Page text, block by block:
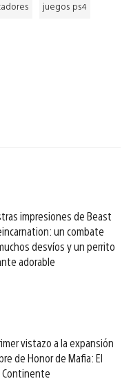
juegos ps4
impresiones de Beast
un combate
desvíos y un perrito
adorable
vistazo a la expansión
de Honor de Mafia: El
Continente